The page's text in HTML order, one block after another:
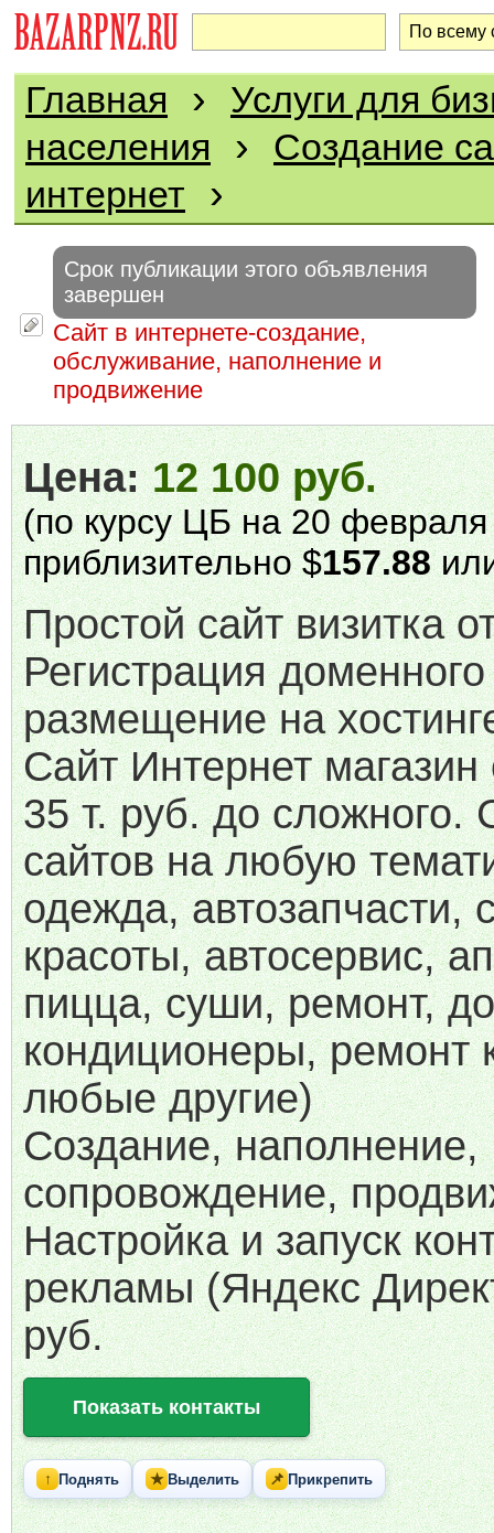
Главная › Услуги для
населения
› Создание
интернет ›
Срок публикации этого объявления
завершен
Сайт в интернете-создание,
обслуживание, наполнение и
продвижение
Цена:12 100 руб.
(по курсу ЦБ на 20 февраля
приблизительно $157.88
Простой сайт визитка
Регистрация
размещение на
Сайт Интернет магазин
35 т. руб. до сложного.
сайтов на любую
одежда, автозапчасти,
красоты, автосервис,
пицца, суши, ремонт,
кондиционеры, ремонт
любые другие)
Создание, наполнение,
сопровождение,
Настройка и запуск
рекламы (Яндекс
руб.
Показать контакты
↑ Поднять ★ Выделить 📌 Прикрепить